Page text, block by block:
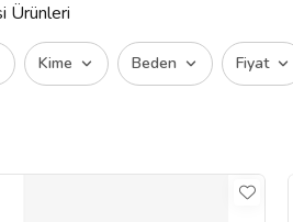
Ürünleri
Kime Beden Fiyat